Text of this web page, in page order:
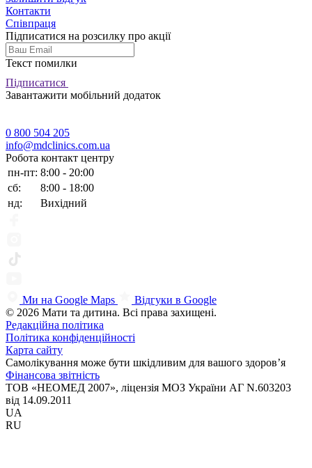
Контакти
Співпраця
Підписатися на розсилку про акції
Текст помилки
Підписатися
Завантажити мобільний додаток
0 800 504 205
info@mdclinics.com.ua
Робота контакт центру
пн-пт: 8:00 - 20:00
сб:
8:00 - 18:00
нд:
Вихідний
Ми на Google Maps
Відгуки в Google
© 2026 Мати та дитина. Всі права захищені.
Редакційна політика
Політика конфіденційності
Карта сайту
Самолікування може бути шкідливим для вашого здоров’я
Фінансова звітність
ТОВ «НЕОМЕД 2007», ліцензія МОЗ України АГ N.603203
від 14.09.2011
UA
RU